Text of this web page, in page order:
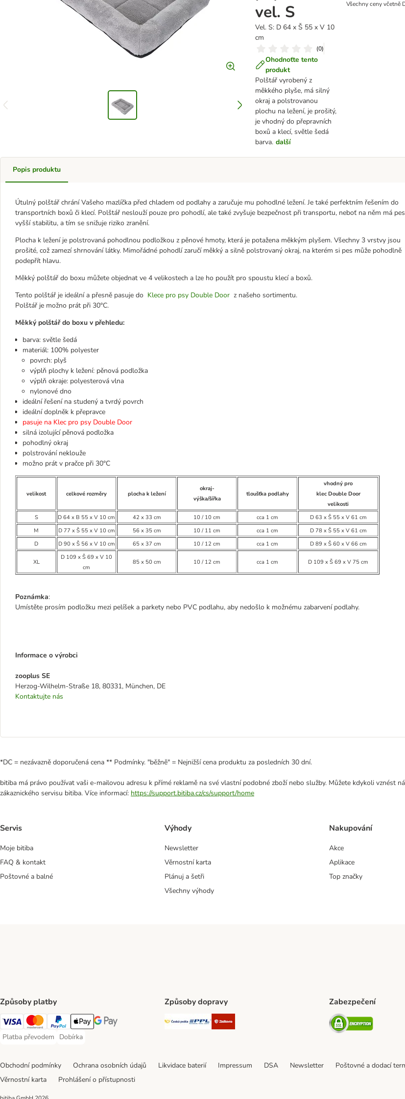
vel. S
Vel. S: D 64 x Š 55 x V 10
cm
(0)
Ohodnoťte tento
produkt
Polštář vyrobený z
měkkého plyše, má silný
okraj a polstrovanou
plochu na ležení, je prošitý,
je vhodný do přepravních
boxů a klecí, světle šedá
barva. další
Všechny ceny včetně
Popis produktu
Útulný polštář chrání Vašeho mazlíčka před chladem od podlahy a zaručuje mu pohodlné ležení. Je také perfektním řešením do
transportních boxů či klecí. Polštář neslouží pouze pro pohodlí, ale také zvyšuje bezpečnost při transportu, neboť na něm má pes
vyšší stabilitu, a tím se snižuje riziko zranění.
Plocha k ležení je polstrovaná pohodlnou podložkou z pěnové hmoty, která je potažena měkkým plyšem. Všechny 3 vrstvy jsou
prošité, což zamezí shrnování látky. Mimořádné pohodlí zaručí měkký a silně polstrovaný okraj, na kterém si pes může pohodlně
podepřít hlavu.
Měkký polštář do boxu můžete objednat ve 4 velikostech a lze ho použít pro spoustu klecí a boxů.
Tento polštář je ideální a přesně pasuje do Klece pro psy Double Door z našeho sortimentu.
Polštář je možno prát při 30°C.
Měkký polštář do boxu v přehledu:
barva: světle šedá
materiál: 100% polyester
povrch: plyš
výplň plochy k ležení: pěnová podložka
výplň okraje: polyesterová vlna
nylonové dno
ideální řešení na studený a tvrdý povrch
ideální doplněk k přepravce
pasuje na Klec pro psy Double Door
silná izolující pěnová podložka
pohodlný okraj
polstrování neklouže
možno prát v pračce při 30°C
velikost celkové rozměry plocha k ležení
okraj-
výška/šířka
tloušťka podlahy
vhodný pro
klec Double Door
velikosti
S
D 64 x B 55 x V 10 cm 42 x 33 cm 10 / 10 cm cca 1 cm
D 63 x Š 55 x V 61 cm
M
D 77 x Š 55 x V 10 cm 56 x 35 cm 10 / 11 cm cca 1 cm
D 78 x Š 55 x V 61 cm
D
D 90 x Š 56 x V 10 cm 65 x 37 cm 10 / 12 cm cca 1 cm D 89 x Š 60 x V 66 cm
XL
D 109 x Š 69 x V 10
cm
85 x 50 cm 10 / 12 cm cca 1 cm D 109 x Š 69 x V 75 cm
Poznámka:
Umístěte prosím podložku mezi pelíšek a parkety nebo PVC podlahu, aby nedošlo k možnému zabarvení podlahy.
Informace o výrobci
zooplus SE
Herzog-Wilhelm-Straße 18, 80331, München, DE
Kontaktujte nás
*DC = nezávazně doporučená cena ** Podmínky. "běžně" = Nejnižší cena produktu za posledních 30 dní.
bitiba má právo používat vaši e-mailovou adresu k přímé reklamě na své vlastní podobné zboží nebo služby. Můžete kdykoli vznést
zákaznického servisu bitiba. Více informací: https://support.bitiba.cz/cs/support/home
Servis
Moje bitiba
FAQ & kontakt
Poštovné a balné
Výhody
Newsletter
Věrnostní karta
Plánuj a šetři
Všechny výhody
Nakupování
Akce
Aplikace
Top značky
Způsoby platby
Visa Payment Method
mastercard Payment Method
PayPal Payment Method
Apple pay Payment Method
Google Pay Payment Method
Platba převodem
Platba převodem Payment Method
Dobírka
Dobírka Payment Method
Způsoby dopravy
Česká pošta Shipping Method
PPL Shipping Method
Zabezpečení
Security
Obchodní podmínky Ochrana osobních údajů Likvidace baterií Impressum DSA Newsletter Poštovné a dodací
Věrnostní karta
Prohlášení o přístupnosti